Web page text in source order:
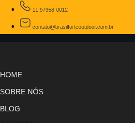
11 97958-0012
contato@brasilforteoutdoor.com.br
HOME
SOBRE NÓS
BLOG